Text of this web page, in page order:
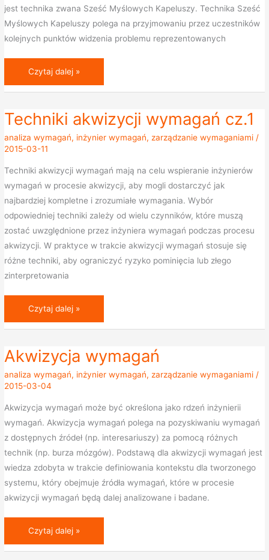
jest technika zwana Sześć Myślowych Kapeluszy. Technika Sześć
Myślowych Kapeluszy polega na przyjmowaniu przez uczestników
kolejnych punktów widzenia problemu reprezentowanych
Czytaj dalej »
Techniki akwizycji wymagań cz.1
analiza wymagań, inżynier wymagań,zarządzanie wymaganiami /
2015-03-11
Techniki akwizycji wymagań mają na celu wspieranie inżynierów
wymagań w procesie akwizycji, aby mogli dostarczyć jak
najbardziej kompletne i zrozumiałe wymagania. Wybór
odpowiedniej techniki zależy od wielu czynników, które muszą
zostać uwzględnione przez inżyniera wymagań podczas procesu
akwizycji. W praktyce w trakcie akwizycji wymagań stosuje się
różne techniki, aby ograniczyć ryzyko pominięcia lub złego
zinterpretowania
Techniki
wymagań
Czytaj dalej »
Akwizycja wymagań
analiza wymagań, inżynier wymagań, zarządzanie wymaganiami /
2015-03-04
Akwizycja wymagań może być określona jako rdzeń inżynierii
wymagań. Akwizycja wymagań polega na pozyskiwaniu wymagań
z dostępnych źródeł (np. interesariuszy) za pomocą różnych
technik (np. burza mózgów). Podstawą dla akwizycji wymagań jest
wiedza zdobyta w trakcie definiowania kontekstu dla tworzonego
systemu, który obejmuje źródła wymagań, które w procesie
akwizycji wymagań będą dalej analizowane i badane.
Akwizycja
wymagań
Czytaj dalej »